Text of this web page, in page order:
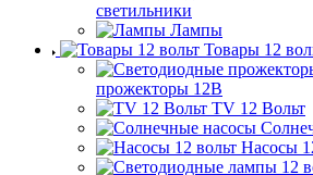
светильники
Лампы
Товары 12
прожекторы 12В
TV 12 Вольт
Насосы